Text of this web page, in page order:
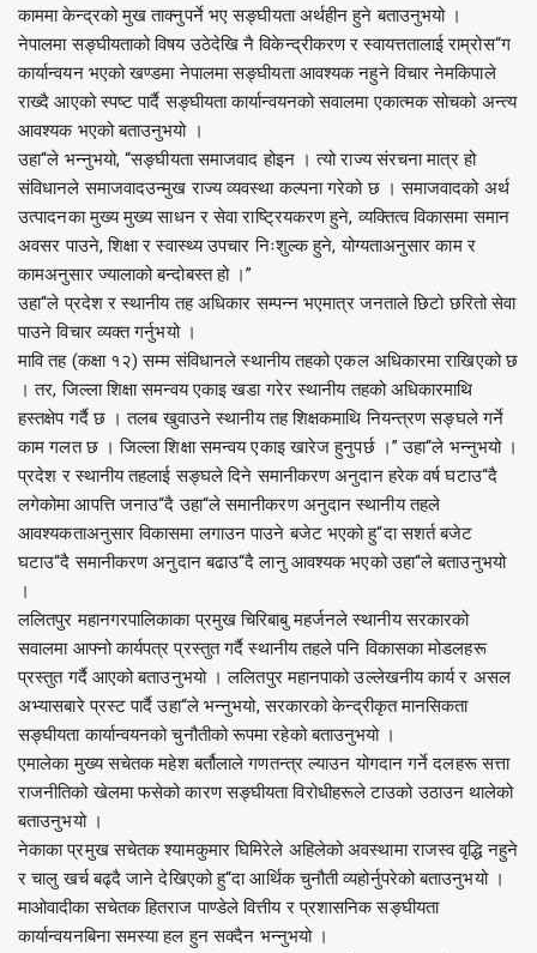
काममा केन्द्रको मुख ताक्नुपर्ने भए सङ्घीयता अर्थहीन हुने बताउनुभयो ।
नेपालमा सङ्घीयताको विषय उठेदेखि नै विकेन्द्रीकरण र स्वायत्ततालाई राम्रोस“ग
कार्यान्वयन भएको खण्डमा नेपालमा सङ्घीयता आवश्यक नहुने विचार नेमकिपाले
राख्दै आएको स्पष्ट पार्दै सङ्घीयता कार्यान्वयनको सवालमा एकात्मक सोचको अन्त्य
आवश्यक भएको बताउनुभयो ।
उहा“ले भन्नुभयो, “सङ्घीयता समाजवाद होइन । त्यो राज्य संरचना मात्र हो
संविधानले समाजवादउन्मुख राज्य व्यवस्था कल्पना गरेको छ । समाजवादको अर्थ
उत्पादनका मुख्य मुख्य साधन र सेवा राष्ट्रियकरण हुने, व्यक्तित्व विकासमा समान
अवसर पाउने, शिक्षा र स्वास्थ्य उपचार निःशुल्क हुने, योग्यताअनुसार काम र
कामअनुसार ज्यालाको बन्दोबस्त हो ।”
उहा“ले प्रदेश र स्थानीय तह अधिकार सम्पन्न भएमात्र जनताले छिटो छरितो सेवा
पाउने विचार व्यक्त गर्नुभयो ।
मावि तह (कक्षा १२) सम्म संविधानले स्थानीय तहको एकल अधिकारमा राखिएको छ
। तर, जिल्ला शिक्षा समन्वय एकाइ खडा गरेर स्थानीय तहको अधिकारमाथि
हस्तक्षेप गर्दै छ । तलब खुवाउने स्थानीय तह शिक्षकमाथि नियन्त्रण सङ्घले गर्ने
काम गलत छ । जिल्ला शिक्षा समन्वय एकाइ खारेज हुनुपर्छ ।” उहा“ले भन्नुभयो ।
प्रदेश र स्थानीय तहलाई सङ्घले दिने समानीकरण अनुदान हरेक वर्ष घटाउ“दै
लगेकोमा आपत्ति जनाउ“दै उहा“ले समानीकरण अनुदान स्थानीय तहले
आवश्यकताअनुसार विकासमा लगाउन पाउने बजेट भएको हु“दा सशर्त बजेट
घटाउ“दै समानीकरण अनुदान बढाउ“दै लानु आवश्यक भएको उहा“ले बताउनुभयो
।
ललितपुर महानगरपालिकाका प्रमुख चिरिबाबु महर्जनले स्थानीय सरकारको
सवालमा आफ्नो कार्यपत्र प्रस्तुत गर्दै स्थानीय तहले पनि विकासका मोडलहरू
प्रस्तुत गर्दै आएको बताउनुभयो । ललितपुर महानपाको उल्लेखनीय कार्य र असल
अभ्यासबारे प्रस्ट पार्दै उहा“ले भन्नुभयो, सरकारको केन्द्रीकृत मानसिकता
सङ्घीयता कार्यान्वयनको चुनौतीको रूपमा रहेको बताउनुभयो ।
एमालेका मुख्य सचेतक महेश बर्तौलाले गणतन्त्र ल्याउन योगदान गर्ने दलहरू सत्ता
राजनीतिको खेलमा फसेको कारण सङ्घीयता विरोधीहरूले टाउको उठाउन थालेको
बताउनुभयो ।
नेकाका प्रमुख सचेतक श्यामकुमार घिमिरेले अहिलेको अवस्थामा राजस्व वृद्धि नहुने
र चालु खर्च बढ्दै जाने देखिएको हु“दा आर्थिक चुनौती व्यहोर्नुपरेको बताउनुभयो ।
माओवादीका सचेतक हितराज पाण्डेले वित्तीय र प्रशासनिक सङ्घीयता
कार्यान्वयनबिना समस्या हल हुन सक्दैन भन्नुभयो ।